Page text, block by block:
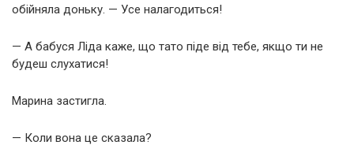
обійняла доньку. — Усе налагодиться!
— А бабуся Ліда каже, що тато піде від тебе, якщо ти не
будеш слухатися!
Марина застигла.
— Коли вона це сказала?